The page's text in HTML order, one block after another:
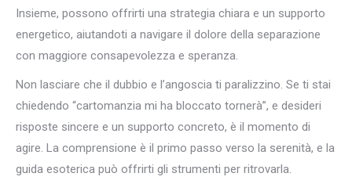
Insieme, possono offrirti una strategia chiara e un supporto
energetico, aiutandoti a navigare il dolore della separazione
con maggiore consapevolezza e speranza.
Non lasciare che il dubbio e l’angoscia ti paralizzino. Se ti stai
chiedendo “cartomanzia mi ha bloccato tornerà”, e desideri
risposte sincere e un supporto concreto, è il momento di
agire. La comprensione è il primo passo verso la serenità, e la
guida esoterica può offrirti gli strumenti per ritrovarla.